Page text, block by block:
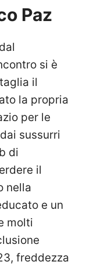
Paz
si è
il
la propria
per le
sussurri
di
il
nella
e un
molti
freddezza